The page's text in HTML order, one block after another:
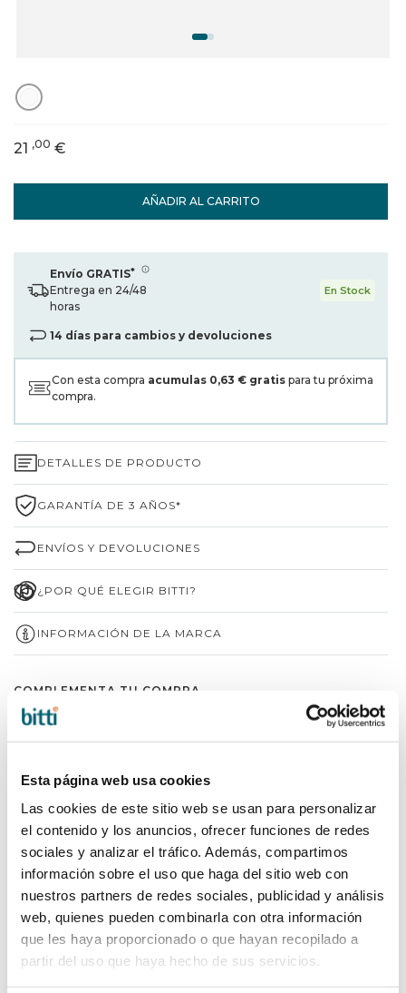
Esta página web usa cookies
Las cookies de este sitio web se usan para personalizar
el contenido y los anuncios, ofrecer funciones de redes
sociales y analizar el tráfico. Además, compartimos
información sobre el uso que haga del sitio web con
nuestros partners de redes sociales, publicidad y análisis
web, quienes pueden combinarla con otra información
que les haya proporcionado o que hayan recopilado a
partir del uso que haya hecho de sus servicios.
AÑADIR AL CARRITO
21 ,00 €
Envío GRATIS*
Entrega en 24/48
horas
En Stock
14 días para cambios y devoluciones
Con esta compra acumulas 0,63 € gratis para tu próxima
compra.
DETALLES DE PRODUCTO
GARANTÍA DE 3 AÑOS*
ENVÍOS Y DEVOLUCIONES
¿POR QUÉ ELEGIR BITTI?
INFORMACIÓN DE LA MARCA
COMPLEMENTA TU COMPRA